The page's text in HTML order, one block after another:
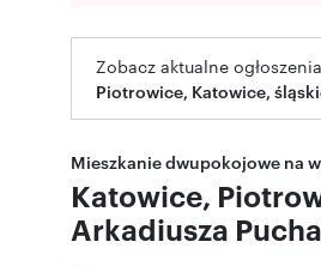
Zobacz aktualne
Piotrowice, Katowice,
Mieszkanie dwupokojowe na
Katowice,
Arkadiusza